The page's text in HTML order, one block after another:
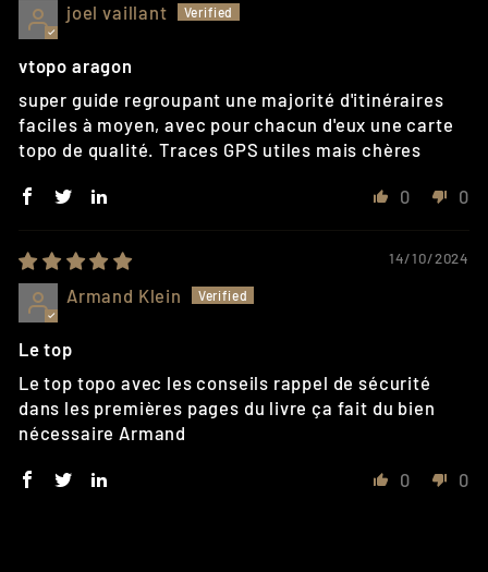
joel vaillant
vtopo aragon
super guide regroupant une majorité d'itinéraires
faciles à moyen, avec pour chacun d'eux une carte
topo de qualité. Traces GPS utiles mais chères
0 0
14/10/2024
Armand Klein
Le top
Le top topo avec les conseils rappel de sécurité
dans les premières pages du livre ça fait du bien
nécessaire Armand
0 0